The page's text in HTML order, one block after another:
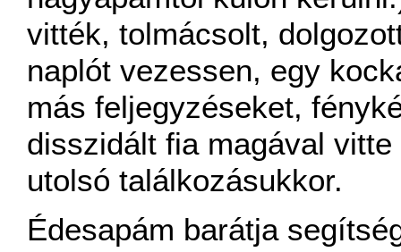
vitték, tolmácsolt,
naplót vezessen, egy
más feljegyzéseket,
disszidált fia magával
utolsó találkozásukkor.
Édesapám barátja